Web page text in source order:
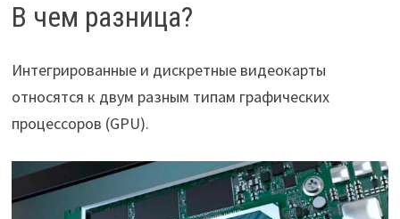
В чем разница?
Интегрированные и дискретные видеокарты
относятся к двум разным типам графических
процессоров (GPU).